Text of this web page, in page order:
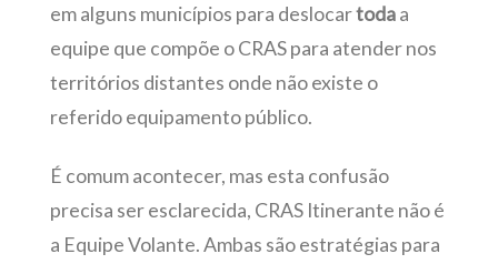
em alguns municípios para deslocartodaa
equipe que compõe o CRAS para atender nos
territórios distantes onde não existe o
referido equipamento público.
É comum acontecer, mas esta confusão
precisa ser esclarecida, CRAS Itinerante não é
a Equipe Volante. Ambas são estratégias para